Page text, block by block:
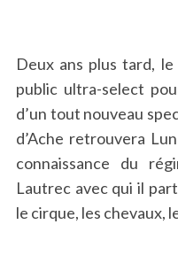
Deux ans plus tard,
public ultra-select
d’un tout nouveau
d’Ache retrouvera
connaissance du
Lautrec avec qui il
le cirque, les chevaux,
: